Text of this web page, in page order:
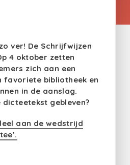
ver! De Schrijfwijzen
4 oktober zetten
zich aan een
bibliotheek en
in de aanslag.
gebleven?
aan de wedstrijd